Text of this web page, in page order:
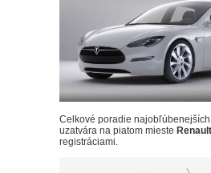
Celkové poradie
uzatvára na piatom mieste
registráciami.